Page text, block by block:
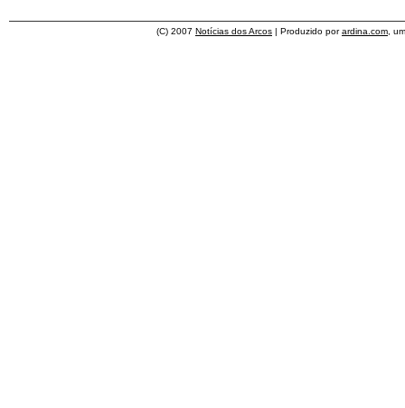
(C) 2007 Notícias dos Arcos | Produzido porardina.com ,